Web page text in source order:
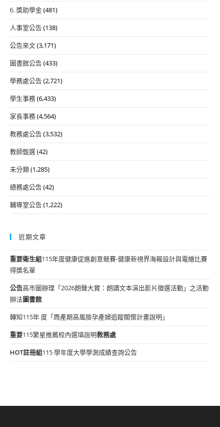
6. 獎助學金(481)
人事室公告(138)
公告來文(3,171)
圖書館公告(433)
學務處公告(2,721)
學生事務(6,433)
家長事務(4,564)
教務處公告(3,532)
教師甄選(42)
未分類(1,285)
總務處公告(42)
輔導室公告(1,222)
近期文章
重要衛生組115年度健康促進創意競賽-健康新視界海報設計與電繪比賽
得獎名單
公告高市圖辦理「2026朗聲大賞：朗讀文本演出影片徵選活動」之活動
辦法圖書館
轉知115年 度「周產期高風險孕產婦追蹤關懷計畫說明」
重要115繁星推薦校內選填說明教務處
HOT註冊組115 學年度大學學測成績查詢公告